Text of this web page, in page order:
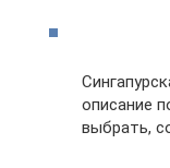
описание
выбрать,